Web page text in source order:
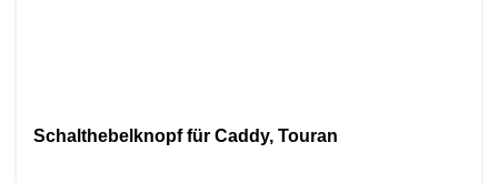
Schalthebelknopf für Caddy, Touran